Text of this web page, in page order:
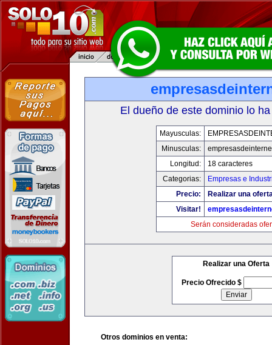
El dueño de este dominio lo
Mayusculas:
Minusculas:
Longitud:
18 caracteres
Categorias:
Empresas e
Precio:
Realizar una
Visitar!
Serán consideradas
Realizar una Oferta
Precio Ofrecido $
Otros dominios en venta: